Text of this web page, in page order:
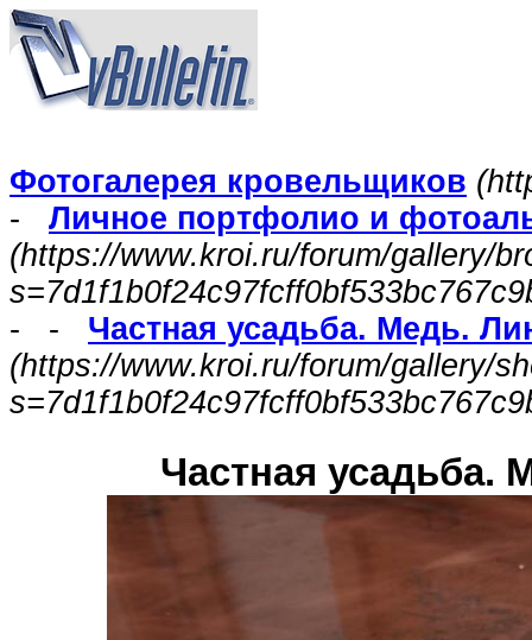
Фотогалерея кровельщиков
- Личное портфолио и
(https://www.kroi.ru/forum/gallery/
- - Частная усадьба. Медь.
(https://www.kroi.ru/forum/gallery/
Частная усадьба.